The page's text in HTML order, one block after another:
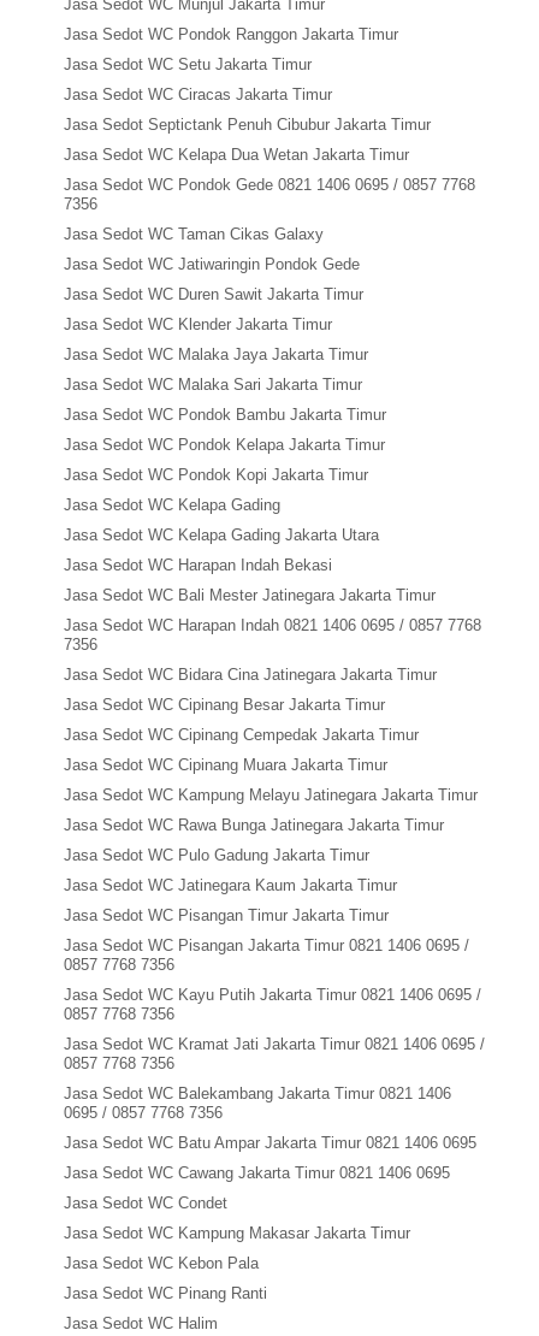
Jasa Sedot WC Munjul Jakarta Timur
Jasa Sedot WC Pondok Ranggon Jakarta Timur
Jasa Sedot WC Setu Jakarta Timur
Jasa Sedot WC Ciracas Jakarta Timur
Jasa Sedot Septictank Penuh Cibubur Jakarta Timur
Jasa Sedot WC Kelapa Dua Wetan Jakarta Timur
Jasa Sedot WC Pondok Gede 0821 1406 0695 / 0857 7768
7356
Jasa Sedot WC Taman Cikas Galaxy
Jasa Sedot WC Jatiwaringin Pondok Gede
Jasa Sedot WC Duren Sawit Jakarta Timur
Jasa Sedot WC Klender Jakarta Timur
Jasa Sedot WC Malaka Jaya Jakarta Timur
Jasa Sedot WC Malaka Sari Jakarta Timur
Jasa Sedot WC Pondok Bambu Jakarta Timur
Jasa Sedot WC Pondok Kelapa Jakarta Timur
Jasa Sedot WC Pondok Kopi Jakarta Timur
Jasa Sedot WC Kelapa Gading
Jasa Sedot WC Kelapa Gading Jakarta Utara
Jasa Sedot WC Harapan Indah Bekasi
Jasa Sedot WC Bali Mester Jatinegara Jakarta Timur
Jasa Sedot WC Harapan Indah 0821 1406 0695 / 0857 7768
7356
Jasa Sedot WC Bidara Cina Jatinegara Jakarta Timur
Jasa Sedot WC Cipinang Besar Jakarta Timur
Jasa Sedot WC Cipinang Cempedak Jakarta Timur
Jasa Sedot WC Cipinang Muara Jakarta Timur
Jasa Sedot WC Kampung Melayu Jatinegara Jakarta Timur
Jasa Sedot WC Rawa Bunga Jatinegara Jakarta Timur
Jasa Sedot WC Pulo Gadung Jakarta Timur
Jasa Sedot WC Jatinegara Kaum Jakarta Timur
Jasa Sedot WC Pisangan Timur Jakarta Timur
Jasa Sedot WC Pisangan Jakarta Timur 0821 1406 0695 /
0857 7768 7356
Jasa Sedot WC Kayu Putih Jakarta Timur 0821 1406 0695 /
0857 7768 7356
Jasa Sedot WC Kramat Jati Jakarta Timur 0821 1406 0695 /
0857 7768 7356
Jasa Sedot WC Balekambang Jakarta Timur 0821 1406
0695 / 0857 7768 7356
Jasa Sedot WC Batu Ampar Jakarta Timur 0821 1406 0695
Jasa Sedot WC Cawang Jakarta Timur 0821 1406 0695
Jasa Sedot WC Condet
Jasa Sedot WC Kampung Makasar Jakarta Timur
Jasa Sedot WC Kebon Pala
Jasa Sedot WC Pinang Ranti
Jasa Sedot WC Halim